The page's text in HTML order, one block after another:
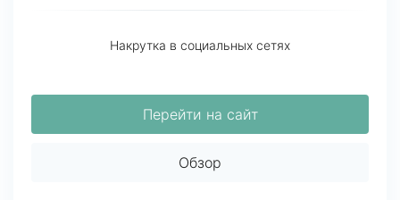
Накрутка в социальных сетях
Перейти на сайт
Обзор